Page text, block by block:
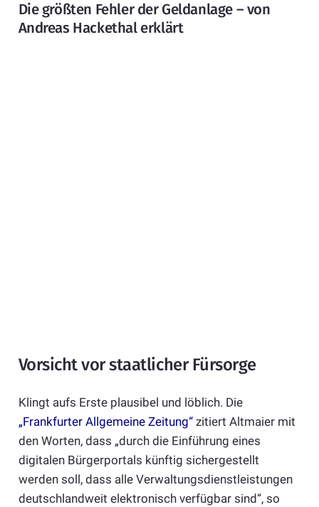
Die größten Fehler der Geldanlage – von
Andreas Hackethal erklärt
Vorsicht vor staatlicher Fürsorge
Klingt aufs Erste plausibel und löblich. Die
„Frankfurter Allgemeine Zeitung“zitiert Altmaier mit
den Worten, dass „durch die Einführung eines
digitalen Bürgerportals künftig sichergestellt
werden soll, dass alle Verwaltungsdienstleistungen
deutschlandweit elektronisch verfügbar sind“, so